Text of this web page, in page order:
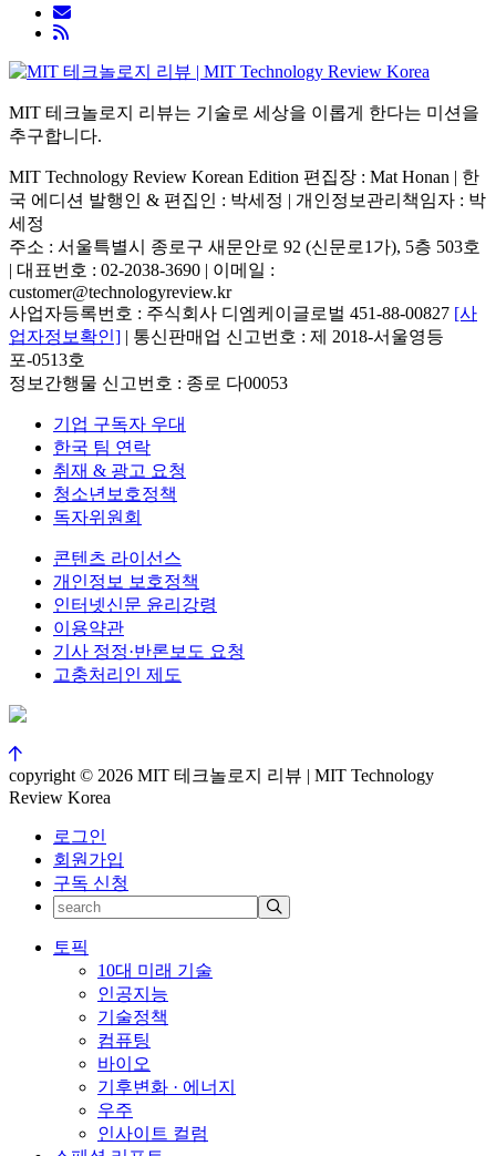
MIT 테크놀로지 리뷰는 기술로 세상을 이롭게 한다는 미션을
추구합니다.
MIT Technology Review Korean Edition 편집장 : Mat Honan | 한
국 에디션 발행인 & 편집인 : 박세정 | 개인정보관리책임자 : 박
세정
주소 : 서울특별시 종로구 새문안로 92 (신문로1가), 5층 503호
| 대표번호 : 02-2038-3690 | 이메일 :
customer@technologyreview.kr
사업자등록번호 : 주식회사 디엠케이글로벌 451-88-00827 [사
업자정보확인] | 통신판매업 신고번호 : 제 2018-서울영등
포-0513호
정보간행물 신고번호 : 종로 다00053
기업 구독자 우대
한국 팀 연락
취재 & 광고 요청
청소년보호정책
독자위원회
콘텐츠 라이선스
개인정보 보호정책
인터넷신문 윤리강령
이용약관
기사 정정·반론보도 요청
고충처리인 제도
copyright © 2026 MIT 테크놀로지 리뷰 | MIT Technology
Review Korea
로그인
회원가입
구독 신청
토픽
10대 미래 기술
인공지능
기술정책
컴퓨팅
바이오
기후변화 · 에너지
우주
인사이트 컬럼